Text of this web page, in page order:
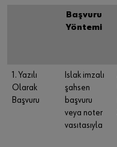
Başvuru
Yöntemi
1. Yazılı
Olarak
Başvuru
Islak imzalı
şahsen
başvuru
veya noter
vasıtasıyla